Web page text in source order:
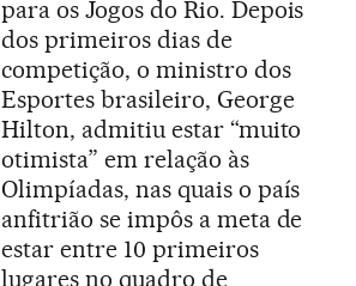
para os Jogos do Rio. Depois
dos primeiros dias de
competição, o ministro dos
Esportes brasileiro, George
Hilton, admitiu estar “muito
otimista” em relação às
Olimpíadas, nas quais o país
anfitrião se impôs a meta de
estar entre 10 primeiros
lugares no quadro de